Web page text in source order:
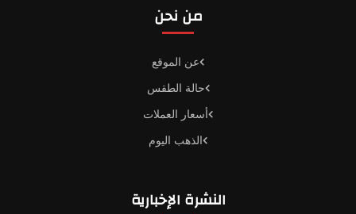
من نحن
عن الموقع
حالة الطقس
أسعار العملات
الذهب اليوم
النشرة الإخبارية